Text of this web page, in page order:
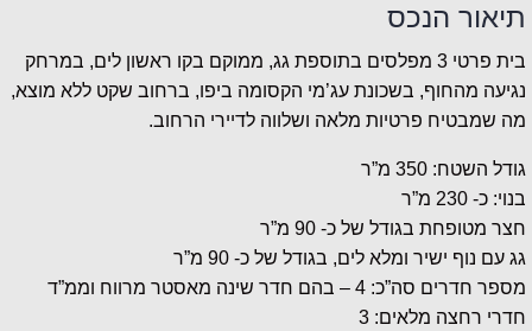
תיאור הנכס
בית פרטי 3 מפלסים בתוספת גג, ממוקם בקו ראשון לים, במרחק
נגיעה מהחוף, בשכונת עג’מי הקסומה ביפו, ברחוב שקט ללא מוצא,
מה שמבטיח פרטיות מלאה ושלווה לדיירי הרחוב.
גודל השטח: 350 מ”ר
בנוי: כ- 230 מ”ר
חצר מטופחת בגודל של כ- 90 מ”ר
גג עם נוף ישיר ומלא לים, בגודל של כ- 90 מ”ר
מספר חדרים סה”כ: 4 – בהם חדר שינה מאסטר מרווח וממ”ד
חדרי רחצה מלאים: 3